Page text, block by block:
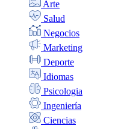
Arte
Salud
Negocios
Marketing
Deporte
Idiomas
Psicologia
Ingeniería
Ciencias